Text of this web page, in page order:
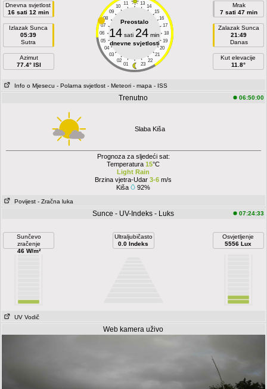
Dnevna svjetlost
16 sati 12 min
Izlazak Sunca
05:39
Sutra
Azimut
77.4° ISI
11 13
10
14
09
15
08
16
07
17
06
18
05
19
04
20
03
21
02
22
01 23
Preostalo
14 sati 24 min
dnevne svjetlosti
Mrak
7 sati 47 min
Zalazak Sunca
21:49
Danas
Kut elevacije
11.8°
Info o Mjesecu - Polarna svjetlost - Meteori - mapa - ISS
Trenutno 06:50:00
Slaba Kiša
Prognoza za sljedeći sat:
Temperatura15°C
Light Rain
Brzina vjetra-Udar 3-6 m/s
Kiša
92%
Povijest - Zračna luka
Sunce - UV-Indeks - Luks 07:24:33
Sunčevo
zračenje
46 W/m²
Ultraljubičasto
0.0 Indeks
Osvjetljenje
5556 Lux
UV Vodič
Web kamera uživo